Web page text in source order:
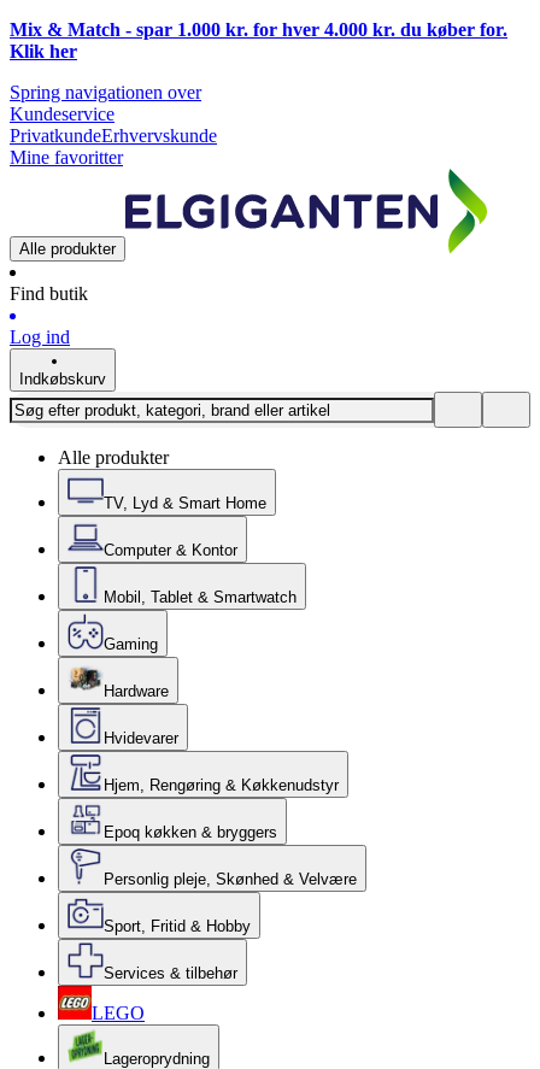
Mix & Match - spar 1.000 kr. for hver 4.000 kr. du køber for.
Klik her
Spring navigationen over
Kundeservice
PrivatkundeErhvervskunde
Mine favoritter
Alle produkter
Find butik
Log ind
Indkøbskurv
Alle produkter
TV, Lyd & Smart Home
Computer & Kontor
Mobil, Tablet & Smartwatch
Gaming
Hardware
Hvidevarer
Hjem, Rengøring & Køkkenudstyr
Epoq køkken & bryggers
Personlig pleje, Skønhed & Velvære
Sport, Fritid & Hobby
Services & tilbehør
LEGO
Lageroprydning